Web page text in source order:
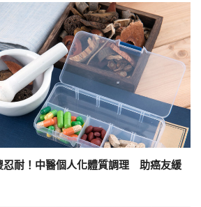
忍耐！中醫個人化體質調理 助癌友緩